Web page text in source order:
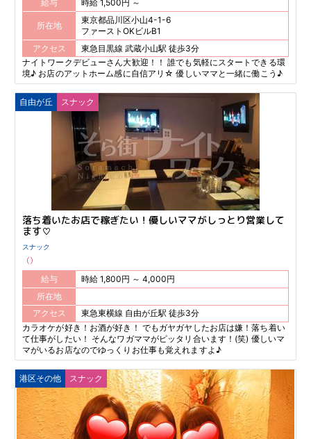
給与 時給 1,500円 ～
所在地
東京都品川区小山4-1-6
ファーストOKビルB1
アクセス
東急目黒線 武蔵小山駅 徒歩3分
ナイトワークデビューさん大歓迎！！ 誰でも気軽にスタートできる環
境♪ お店のアットホーム感に自信アリ☆ 優しいママと一緒に働こう♪
自由が丘 スナック
落ち着いたお店で稼ぎたい！優しいママがしっとり営業して
ます♡
スナック
給与
時給 1,800円 ～ 4,000円
所在地
アクセス
東急東横線 自由が丘駅 徒歩3分
カラオケが好き！お酒が好き！ でもガヤガヤしたお店は嫌！落ち着い
て仕事がしたい！ そんなワガママがピッタリ合います！(笑) 優しいマ
マがいるお店なのでゆっくりお仕事も覚えれますよ♪
港区その他 スナック